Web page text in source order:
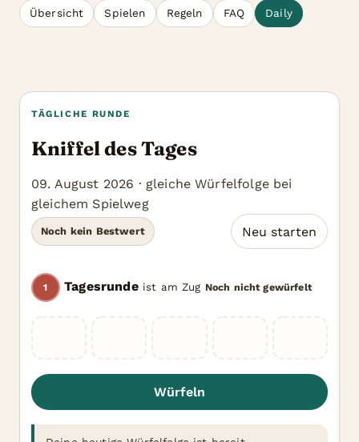
Übersicht Spielen Regeln FAQ Daily
TÄGLICHE RUNDE
Kniffel des Tages
09. August 2026 · gleiche Würfelfolge bei
gleichem Spielweg
Noch kein Bestwert Neu starten
1 Tagesrunde ist am Zug Noch nicht gewürfelt
Würfeln